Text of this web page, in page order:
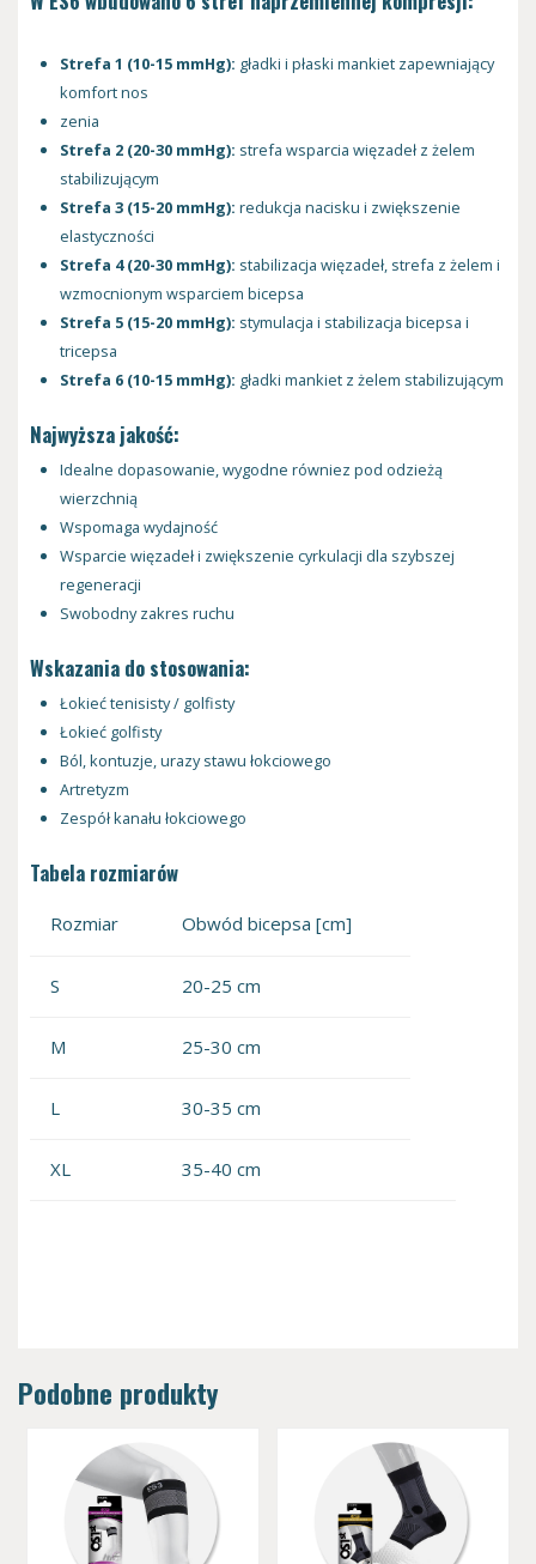
Strefa 1 (10-15 mmHg): gładki i płaski mankiet zapewniający
komfort nos
zenia
Strefa 2 (20-30 mmHg): strefa wsparcia więzadeł z żelem
stabilizującym
Strefa 3 (15-20 mmHg): redukcja nacisku i zwiększenie
elastyczności
Strefa 4 (20-30 mmHg): stabilizacja więzadeł, strefa z żelem i
wzmocnionym wsparciem bicepsa
Strefa 5 (15-20 mmHg): stymulacja i stabilizacja bicepsa i
tricepsa
Strefa 6 (10-15 mmHg): gładki mankiet z żelem stabilizującym
Najwyższa jakość:
Idealne dopasowanie, wygodne równiez pod odzieżą
wierzchnią
Wspomaga wydajność
Wsparcie więzadeł i zwiększenie cyrkulacji dla szybszej
regeneracji
Swobodny zakres ruchu
Wskazania do stosowania:
Łokieć tenisisty / golfisty
Łokieć golfisty
Ból, kontuzje, urazy stawu łokciowego
Artretyzm
Zespół kanału łokciowego
Tabela rozmiarów
Rozmiar Obwód bicepsa [cm]
S 20-25 cm
M 25-30 cm
L 30-35 cm
XL 35-40 cm
Podobne produkty